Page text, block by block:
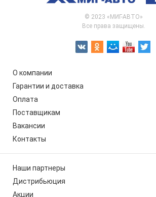
© 2023 «МИГ-АВТО»
Все права защищены.
О компании
Гарантии и доставка
Оплата
Поставщикам
Вакансии
Контакты
Наши партнеры
Дистрибьюция
Акции